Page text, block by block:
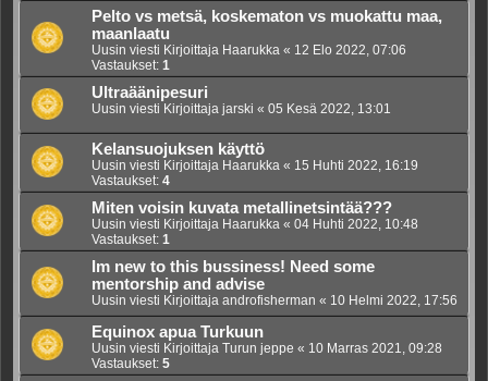
Pelto vs metsä, koskematon vs muokattu maa,
maanlaatu
Uusin viesti Kirjoittaja Haarukka « 12 Elo 2022, 07:06
Vastaukset: 1
Ultraäänipesuri
Uusin viesti Kirjoittaja jarski « 05 Kesä 2022, 13:01
Kelansuojuksen käyttö
Uusin viesti Kirjoittaja Haarukka « 15 Huhti 2022, 16:19
Vastaukset: 4
Miten voisin kuvata metallinetsintää???
Uusin viesti Kirjoittaja Haarukka « 04 Huhti 2022, 10:48
Vastaukset: 1
Im new to this bussiness! Need some
mentorship and advise
Uusin viesti Kirjoittaja androfisherman « 10 Helmi 2022, 17:56
Equinox apua Turkuun
Uusin viesti Kirjoittaja Turun jeppe « 10 Marras 2021, 09:28
Vastaukset: 5